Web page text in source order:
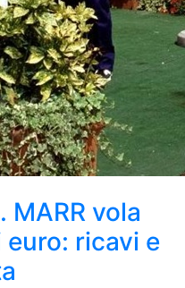
MARR vola
ricavi e